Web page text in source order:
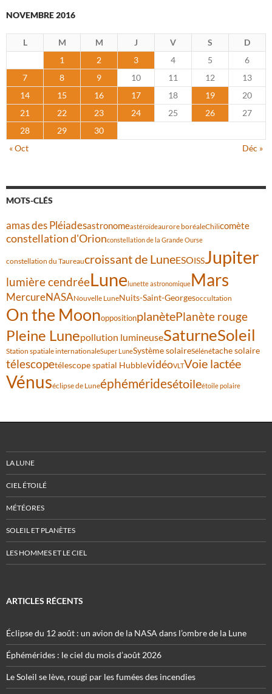
NOVEMBRE 2016
L M M J V S
D
1
2 3 4 5
6
7
8 9 10 11 12
13
14
15 16 17 18 19
20
21
22 23 24 25 26
27
28
29
30
« Oct
Déc »
MOTS-CLÉS
amas des Pléiadesastronomeastéroïdeaurore boréaleChilicomète
constellation d'Orionconstellation de la Grande Ourse
constellation du Taureaucroissant de LuneESOISSJupiter
lumière cendréeLunelunette astronomiqueMars
MercureNASANouvelle LuneNuits-Saint-Georgesoccultation
On the MoonoppositionplanètePlanète rouge
Pleine Lunepollution lumineuseSaturneSoleil
Station spatiale internationaleSuper LuneSystème solaireSélénétache solaire
télescopetélescope spatial HubblevidéoVLTVoie lactée
Vénuséclipse de Luneéphéméridesétoileétoile polaire
LA LUNE
CIEL ÉTOILÉ
MÉTÉORES
SOLEIL ET PLANÈTES
LES HOMMES ET LE CIEL
ARTICLES RÉCENTS
Éclipse du 12 août : un avion de la NASA dans l’ombre de la Lune
Éphémérides : le ciel du mois d’août 2026
Le Soleil se lève, rougi par les fumées des incendies